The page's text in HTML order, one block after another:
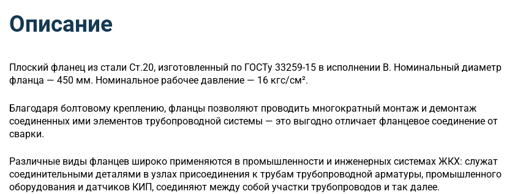
Описание
Плоский фланец из стали Ст.20, изготовленный по ГОСТу 33259-15 в исполнении B. Номинальный диаметр
фланца — 450 мм. Номинальное рабочее давление — 16 кгс/см².
Благодаря болтовому креплению, фланцы позволяют проводить многократный монтаж и демонтаж
соединенных ими элементов трубопроводной системы — это выгодно отличает фланцевое соединение от
сварки.
Различные виды фланцев широко применяются в промышленности и инженерных системах ЖКХ: служат
соединительными деталями в узлах присоединения к трубам трубопроводной арматуры, промышленного
оборудования и датчиков КИП, соединяют между собой участки трубопроводов и так далее.